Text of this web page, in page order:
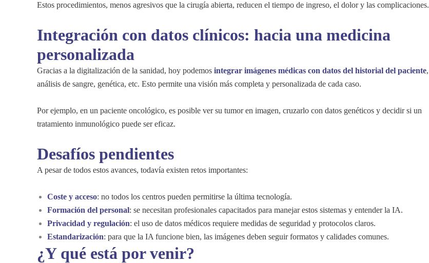
Estos procedimientos, menos agresivos que la cirugía abierta, reducen el tiempo de ingreso, el dolor y las complicaciones.
Integración con datos clínicos: hacia una medicina
personalizada
Gracias a la digitalización de la sanidad, hoy podemos integrar imágenes médicas con datos del historial del paciente,
análisis de sangre, genética, etc. Esto permite una visión más completa y personalizada de cada caso.
Por ejemplo, en un paciente oncológico, es posible ver su tumor en imagen, cruzarlo con datos genéticos y decidir si un
tratamiento inmunológico puede ser eficaz.
Desafíos pendientes
A pesar de todos estos avances, todavía existen retos importantes:
Coste y acceso: no todos los centros pueden permitirse la última tecnología.
Formación del personal: se necesitan profesionales capacitados para manejar estos sistemas y entender la IA.
Privacidad y regulación: el uso de datos médicos requiere medidas de seguridad y protocolos claros.
Estandarización: para que la IA funcione bien, las imágenes deben seguir formatos y calidades comunes.
¿Y qué está por venir?